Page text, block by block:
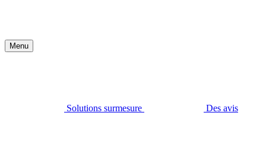
Menu
Solutions surmesure Des avis